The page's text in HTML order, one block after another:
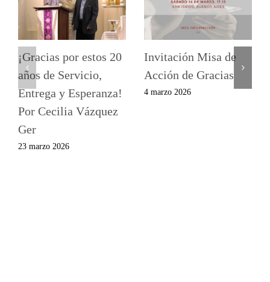
¡Gracias por estos 20
años de Servicio,
Entrega y Esperanza!
Por Cecilia Vázquez
Ger
23 marzo 2026
Invitación Misa de
Acción de Gracias
4 marzo 2026